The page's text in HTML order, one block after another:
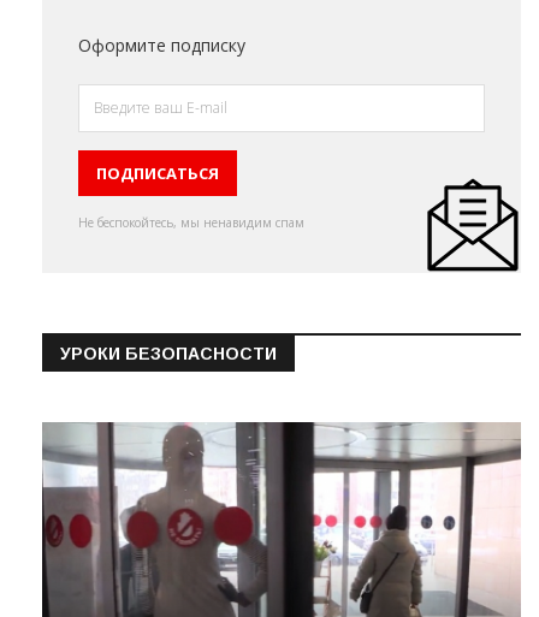
Оформите подписку
Не беспокойтесь, мы ненавидим спам
УРОКИ БЕЗОПАСНОСТИ